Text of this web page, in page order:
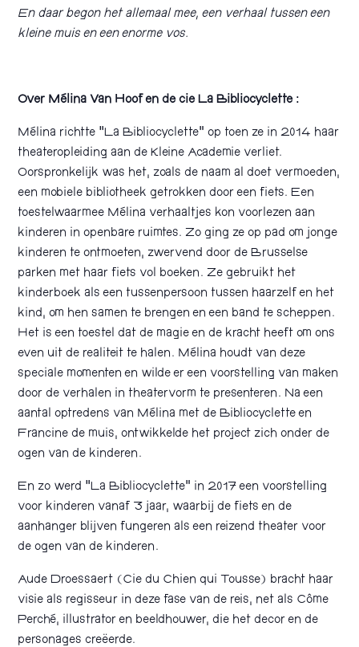
En daar begon het allemaal mee, een verhaal tussen een
kleine muis en een enorme vos.
Over Mélina Van Hoof en de cie La Bibliocyclette :
Mélina richtte “La Bibliocyclette” op toen ze in 2014 haar
theateropleiding aan de Kleine Academie verliet.
Oorspronkelijk was het, zoals de naam al doet vermoeden,
een mobiele bibliotheek getrokken door een fiets. Een
toestelwaarmee Mélina verhaaltjes kon voorlezen aan
kinderen in openbare ruimtes. Zo ging ze op pad om jonge
kinderen te ontmoeten, zwervend door de Brusselse
parken met haar fiets vol boeken. Ze gebruikt het
kinderboek als een tussenpersoon tussen haarzelf en het
kind, om hen samen te brengen en een band te scheppen.
Het is een toestel dat de magie en de kracht heeft om ons
even uit de realiteit te halen. Mélina houdt van deze
speciale momenten en wilde er een voorstelling van maken
door de verhalen in theatervorm te presenteren. Na een
aantal optredens van Mélina met de Bibliocyclette en
Francine de muis, ontwikkelde het project zich onder de
ogen van de kinderen.
En zo werd “La Bibliocyclette” in 2017 een voorstelling
voor kinderen vanaf 3 jaar, waarbij de fiets en de
aanhanger blijven fungeren als een reizend theater voor
de ogen van de kinderen.
Aude Droessaert (Cie du Chien qui Tousse) bracht haar
visie als regisseur in deze fase van de reis, net als Côme
Perché, illustrator en beeldhouwer, die het decor en de
personages creëerde.